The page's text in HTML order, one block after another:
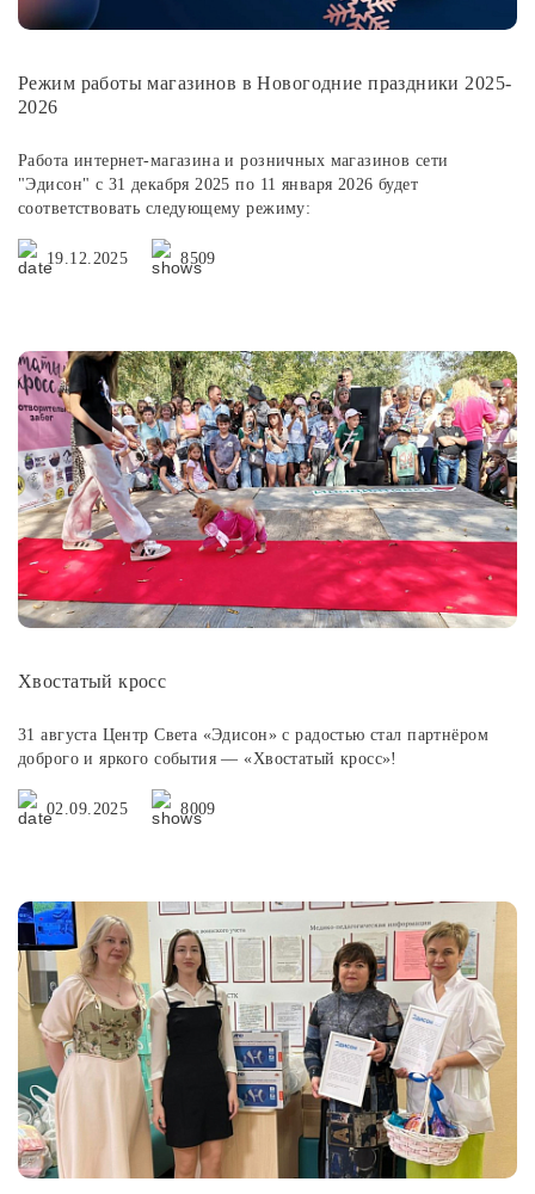
О нас
Бренды
Контакты
Режим работы магазинов в Новогодние праздники 2025-
2026
Работа интернет-магазина и розничных магазинов сети
"Эдисон" с 31 декабря 2025 по 11 января 2026 будет
соответствовать следующему режиму:
19.12.2025 8509
Хвостатый кросс
31 августа Центр Света «Эдисон» с радостью стал партнёром
доброго и яркого события — «Хвостатый кросс»!
02.09.2025 8009